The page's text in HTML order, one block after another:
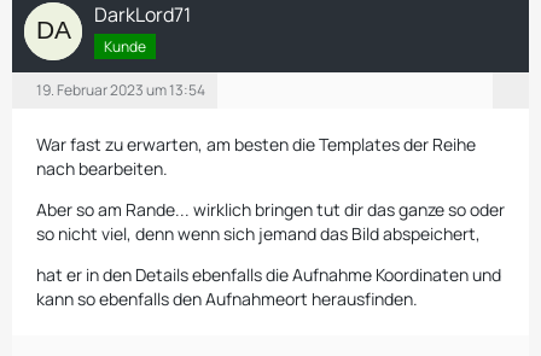
DarkLord71
Kunde
19. Februar 2023 um 13:54
War fast zu erwarten, am besten die Templates der Reihe
nach bearbeiten.
Aber so am Rande... wirklich bringen tut dir das ganze so oder
so nicht viel, denn wenn sich jemand das Bild abspeichert,
hat er in den Details ebenfalls die Aufnahme Koordinaten und
kann so ebenfalls den Aufnahmeort herausfinden.